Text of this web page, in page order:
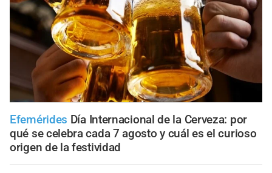
Efemérides Día Internacional de la Cerveza: por
qué se celebra cada 7 agosto y cuál es el curioso
origen de la festividad